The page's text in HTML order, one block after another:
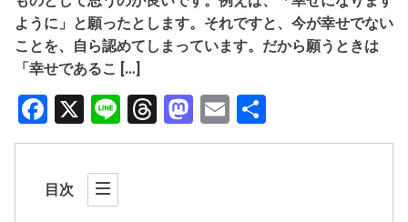
ように」と願ったとします。それですと、今が幸せでない
ことを、自ら認めてしまっています。だから願うときは
「幸せであるこ […]
Facebook
X LineThreads
Mastodon
Email
有
目次